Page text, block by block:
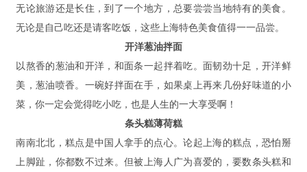
无论旅游还是长住，到了一个地方，总要尝尝当地特有的美食。
无论是自己吃还是请客吃饭，这些上海特色美食值得一一品尝。
开洋葱油拌面
以熬香的葱油和开洋，和面条一起拌着吃。面韧劲十足，开洋鲜
美，葱油喷香。一碗好拌面在手，如果桌上再来几份好味道的小
菜，你一定会觉得吃小吃，也是人生的一大享受啊！
条头糕薄荷糕
南南北北，糕点是中国人拿手的点心。论起上海的糕点，恐怕掰
上脚趾，你都数不过来。但被上海人广为喜爱的，要数条头糕和